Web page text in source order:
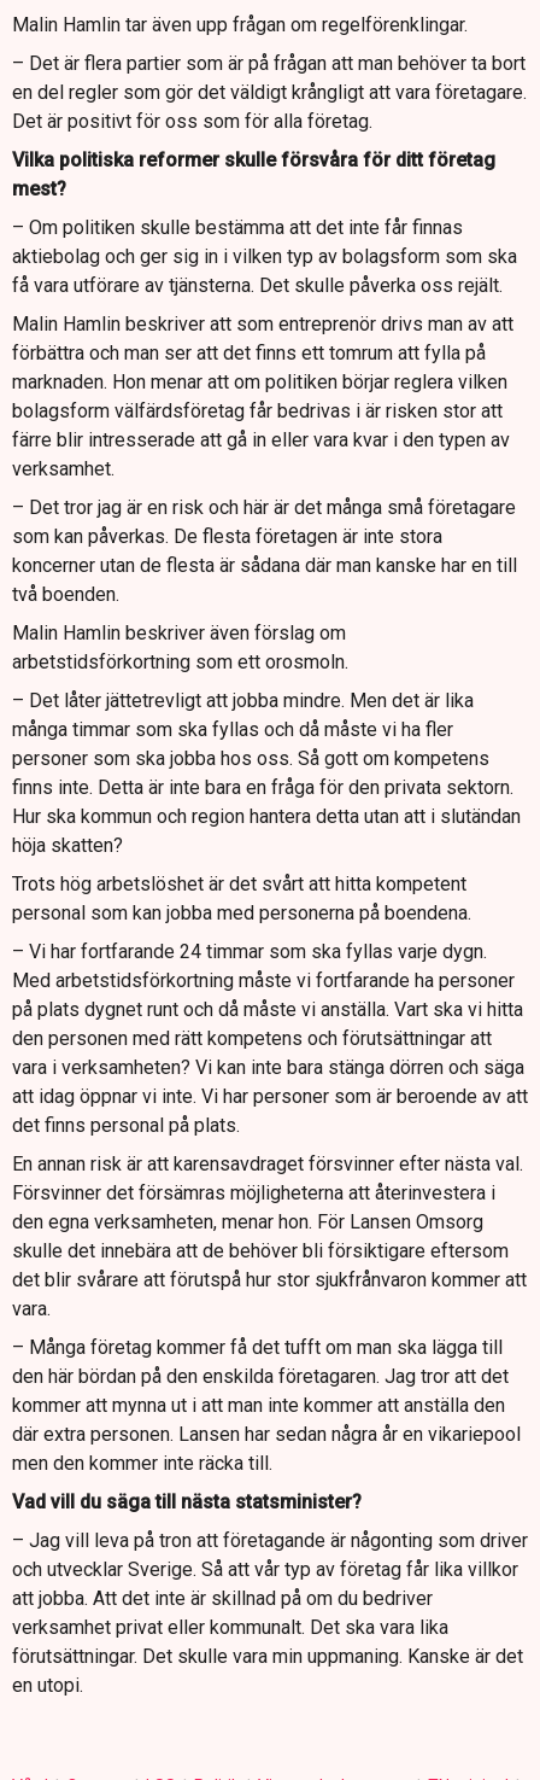
Malin Hamlin tar även upp frågan om regelförenklingar.
– Det är flera partier som är på frågan att man behöver ta bort
en del regler som gör det väldigt krångligt att vara företagare.
Det är positivt för oss som för alla företag.
Vilka politiska reformer skulle försvåra för ditt företag
mest?
– Om politiken skulle bestämma att det inte får finnas
aktiebolag och ger sig in i vilken typ av bolagsform som ska
få vara utförare av tjänsterna. Det skulle påverka oss rejält.
Malin Hamlin beskriver att som entreprenör drivs man av att
förbättra och man ser att det finns ett tomrum att fylla på
marknaden. Hon menar att om politiken börjar reglera vilken
bolagsform välfärdsföretag får bedrivas i är risken stor att
färre blir intresserade att gå in eller vara kvar i den typen av
verksamhet.
– Det tror jag är en risk och här är det många små företagare
som kan påverkas. De flesta företagen är inte stora
koncerner utan de flesta är sådana där man kanske har en till
två boenden.
Malin Hamlin beskriver även förslag om
arbetstidsförkortning som ett orosmoln.
– Det låter jättetrevligt att jobba mindre. Men det är lika
många timmar som ska fyllas och då måste vi ha fler
personer som ska jobba hos oss. Så gott om kompetens
finns inte. Detta är inte bara en fråga för den privata sektorn.
Hur ska kommun och region hantera detta utan att i slutändan
höja skatten?
Trots hög arbetslöshet är det svårt att hitta kompetent
personal som kan jobba med personerna på boendena.
– Vi har fortfarande 24 timmar som ska fyllas varje dygn.
Med arbetstidsförkortning måste vi fortfarande ha personer
på plats dygnet runt och då måste vi anställa. Vart ska vi hitta
den personen med rätt kompetens och förutsättningar att
vara i verksamheten? Vi kan inte bara stänga dörren och säga
att idag öppnar vi inte. Vi har personer som är beroende av att
det finns personal på plats.
En annan risk är att karensavdraget försvinner efter nästa val.
Försvinner det försämras möjligheterna att återinvestera i
den egna verksamheten, menar hon. För Lansen Omsorg
skulle det innebära att de behöver bli försiktigare eftersom
det blir svårare att förutspå hur stor sjukfrånvaron kommer att
vara.
– Många företag kommer få det tufft om man ska lägga till
den här bördan på den enskilda företagaren. Jag tror att det
kommer att mynna ut i att man inte kommer att anställa den
där extra personen. Lansen har sedan några år en vikariepool
men den kommer inte räcka till.
Vad vill du säga till nästa statsminister?
– Jag vill leva på tron att företagande är någonting som driver
och utvecklar Sverige. Så att vår typ av företag får lika villkor
att jobba. Att det inte är skillnad på om du bedriver
verksamhet privat eller kommunalt. Det ska vara lika
förutsättningar. Det skulle vara min uppmaning. Kanske är det
en utopi.